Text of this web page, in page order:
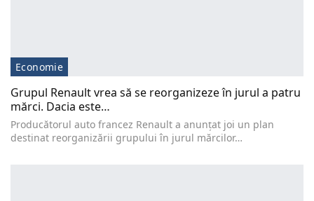
Economie
Grupul Renault vrea să se reorganizeze în jurul a patru
mărci. Dacia este…
Producătorul auto francez Renault a anunţat joi un plan
destinat reorganizării grupului în jurul mărcilor…